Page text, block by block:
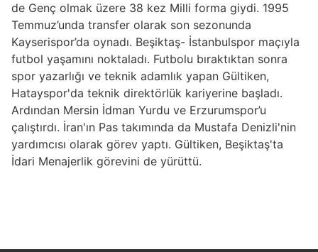
de Genç olmak üzere 38 kez Milli forma giydi. 1995
Temmuz’unda transfer olarak son sezonunda
Kayserispor’da oynadı. Beşiktaş- İstanbulspor maçıyla
futbol yaşamını noktaladı. Futbolu bıraktıktan sonra
spor yazarlığı ve teknik adamlık yapan Gültiken,
Hatayspor'da teknik direktörlük kariyerine başladı.
Ardından Mersin İdman Yurdu ve Erzurumspor’u
çalıştırdı. İran'ın Pas takımında da Mustafa Denizli'nin
yardımcısı olarak görev yaptı. Gültiken, Beşiktaş'ta
İdari Menajerlik görevini de yürüttü.